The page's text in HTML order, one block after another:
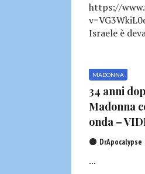
https://
Israele è
MADONNA
34 anni
Madonna
onda –
DrApocalypse
...